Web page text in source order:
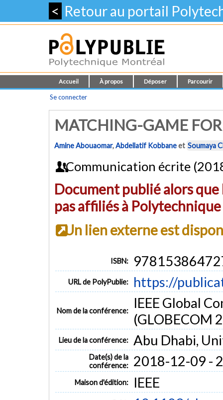
< Retour au portail
Accueil À propos Déposer Parcourir
Se connecter
MATCHING-GAME
Amine Abouaomar,Abdellatif Kobbaneet Soumaya
Communication écrite
Document publié alors
pas affiliés à
Un lien externe est
ISBN:
URL de PolyPublie: https://
Nom de la conférence:
IEEE Global
(GLOBECOM
Lieu de la conférence: Abu Dhabi,
Date(s) de la
conférence:
2018-12-09 -
Maison d'édition: IEEE